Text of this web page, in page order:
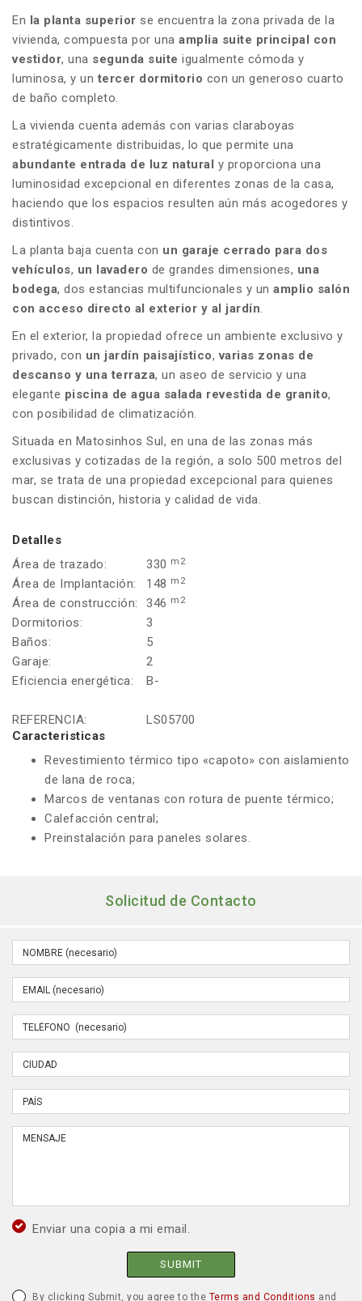
En la planta superior se encuentra la zona privada de la
vivienda, compuesta por una amplia suite principal con
vestidor, una segunda suite igualmente cómoda y
luminosa, y un tercer dormitorio con un generoso cuarto
de baño completo.
La vivienda cuenta además con varias claraboyas
estratégicamente distribuidas, lo que permite una
abundante entrada de luz natural y proporciona una
luminosidad excepcional en diferentes zonas de la casa,
haciendo que los espacios resulten aún más acogedores y
distintivos.
La planta baja cuenta con un garaje cerrado para dos
vehículos, un lavadero de grandes dimensiones, una
bodega, dos estancias multifuncionales y un amplio salón
con acceso directo al exterior y al jardín.
En el exterior, la propiedad ofrece un ambiente exclusivo y
privado, con un jardín paisajístico,varias zonas de
descanso y una terraza, un aseo de servicio y una
elegante piscina de agua salada revestida de granito,
con posibilidad de climatización.
Situada en Matosinhos Sul, en una de las zonas más
exclusivas y cotizadas de la región, a solo 500 metros del
mar, se trata de una propiedad excepcional para quienes
buscan distinción, historia y calidad de vida.
Detalles
Área de trazado:
330 m2
Área de Implantación: 148 m2
Área de construcción: 346 m2
Dormitorios:
3
Baños:
5
Garaje:
2
Eficiencia energética:
B-
REFERENCIA:
LS05700
Caracteristicas
Revestimiento térmico tipo «capoto» con aislamiento
de lana de roca;
Marcos de ventanas con rotura de puente térmico;
Calefacción central;
Preinstalación para paneles solares.
Solicitud de Contacto
Enviar una copia a mi email.
SUBMIT
By clicking Submit, you agree to the Terms and Conditions and